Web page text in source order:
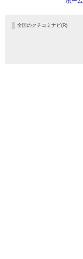
全国のクチコミナビ(R)